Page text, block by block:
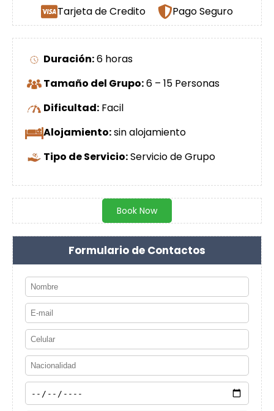
Tarjeta de Credito Pago Seguro
Duración:6 horas
Tamaño del Grupo:6 – 15 Personas
Dificultad: Facil
Alojamiento:sin alojamiento
Tipo de Servicio:Servicio de Grupo
Book Now
Formulario de Contactos